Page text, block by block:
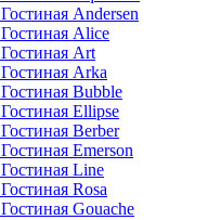
Гостиная Andersen
Гостиная Alice
Гостиная Art
Гостиная Arka
Гостиная Bubble
Гостиная Ellipse
Гостиная Berber
Гостиная Emerson
Гостиная Line
Гостиная Rosa
Гостиная Gouache